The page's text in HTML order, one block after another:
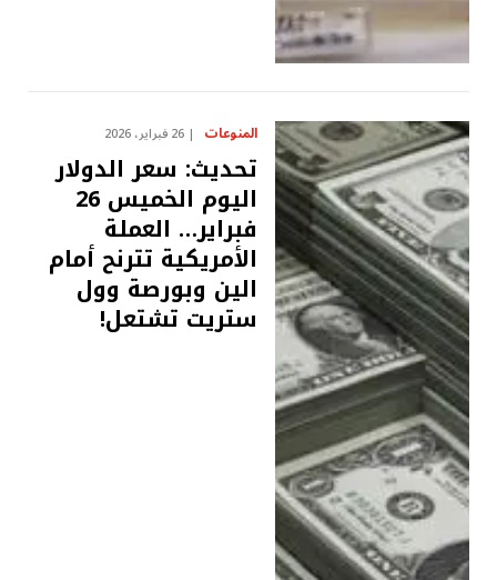
المنوعات 26 فبراير، 2026
تحديث: سعر الدولار
اليوم الخميس 26
فبراير… العملة
الأمريكية تترنح أمام
الين وبورصة وول
ستريت تشتعل!